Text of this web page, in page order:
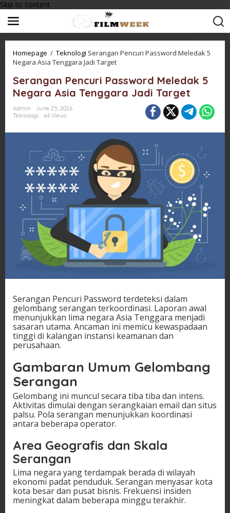
Skip to content
Homepage / Teknologi Serangan Pencuri Password Meledak 5
Negara Asia Tenggara Jadi Target
Serangan Pencuri Password Meledak 5
Negara Asia Tenggara Jadi Target
Admin
June 25, 2026
Teknologi
64 Views
Serangan Pencuri Password terdeteksi dalam
gelombang serangan terkoordinasi. Laporan awal
menunjukkan lima negara Asia Tenggara menjadi
sasaran utama. Ancaman ini memicu kewaspadaan
tinggi di kalangan instansi keamanan dan
perusahaan.
Gambaran Umum Gelombang
Serangan
Gelombang ini muncul secara tiba tiba dan intens.
Aktivitas dimulai dengan serangkaian email dan situs
palsu. Pola serangan menunjukkan koordinasi
antara beberapa operator.
Area Geografis dan Skala
Serangan
Lima negara yang terdampak berada di wilayah
ekonomi padat penduduk. Serangan menyasar kota
kota besar dan pusat bisnis. Frekuensi insiden
meningkat dalam beberapa minggu terakhir.